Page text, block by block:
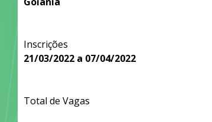
Inscrições
21/03/2022 a 07/04/2022
Total de Vagas